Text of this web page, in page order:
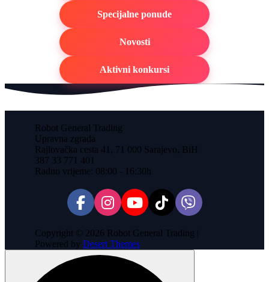
Specijalne ponude
Novosti
Aktivni konkursi
Robot General Trading
Upravna zgrada
Rajlovačka cesta 41, 71 000 Sarajevo, BiH
387 33 771 401
Radno vrijeme: 08:00 - 16:30h
Copyright © 2026 Robot General Trading |
Powered by Desert Themes